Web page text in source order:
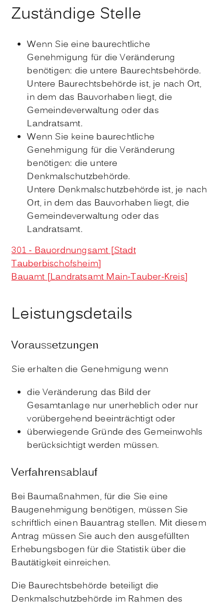
Zuständige Stelle
Wenn Sie eine baurechtliche
Genehmigung für die Veränderung
benötigen: die untere Baurechtsbehörde.
Untere Baurechtsbehörde ist, je nach Ort,
in dem das Bauvorhaben liegt, die
Gemeindeverwaltung oder das
Landratsamt.
Wenn Sie keine baurechtliche
Genehmigung für die Veränderung
benötigen: die untere
Denkmalschutzbehörde.
Untere Denkmalschutzbehörde ist, je nach
Ort, in dem das Bauvorhaben liegt, die
Gemeindeverwaltung oder das
Landratsamt.
301 - Bauordnungsamt [Stadt
Tauberbischofsheim]
Bauamt [Landratsamt Main-Tauber-Kreis]
Leistungsdetails
Voraussetzungen
Sie erhalten die Genehmigung wenn
die Veränderung das Bild der
Gesamtanlage nur unerheblich oder nur
vorübergehend beeinträchtigt oder
überwiegende Gründe des Gemeinwohls
berücksichtigt werden müssen.
Verfahrensablauf
Bei Baumaßnahmen, für die Sie eine
Baugenehmigung benötigen, müssen Sie
schriftlich einen Bauantrag stellen. Mit diesem
Antrag müssen Sie auch den ausgefüllten
Erhebungsbogen für die Statistik über die
Bautätigkeit einreichen.
Die Baurechtsbehörde beteiligt die
Denkmalschutzbehörde im Rahmen des